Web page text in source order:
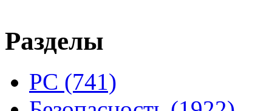
Разделы
PC (741)